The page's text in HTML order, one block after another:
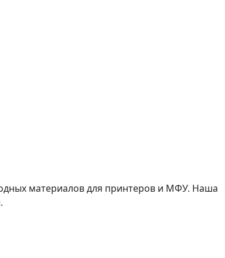
материалов для принтеров и МФУ. Наша